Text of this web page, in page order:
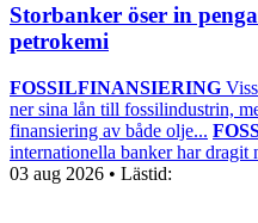
Storbanker öser in
petrokemi
FOSSILFINANSIERING
ner sina lån till fossilindustrin,
finansiering av både olje...
internationella banker har dragit
03 aug 2026 • Lästid: